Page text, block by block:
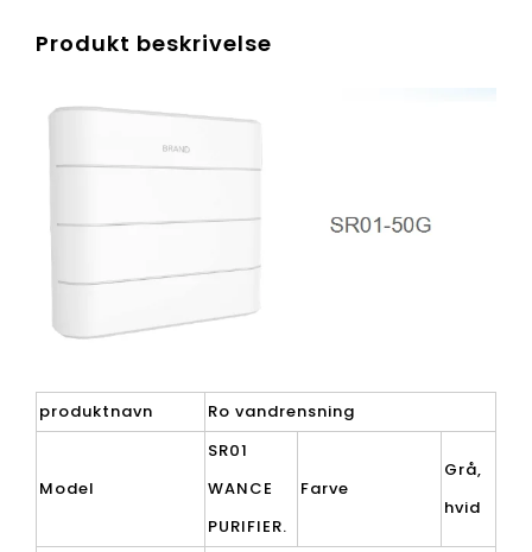
Produkt beskrivelse
produktnavn Ro vandrensning
Model
SR01
WANCE
PURIFIER.
Farve
Grå,
hvid